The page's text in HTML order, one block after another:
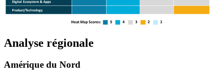
Analyse régionale
Amérique du Nord